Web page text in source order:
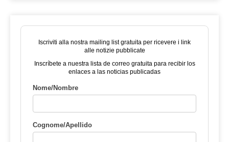
Iscriviti alla nostra mailing list gratuita per ricevere i link
alle notizie pubblicate
Inscríbete a nuestra lista de correo gratuita para recibir los
enlaces a las noticias publicadas
Nome/Nombre
Cognome/Apellido